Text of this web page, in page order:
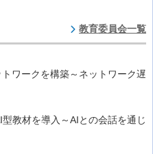
教育委員会一覧
ワークを構築～ネットワーク遅
教材を導入～AIとの会話を通じ